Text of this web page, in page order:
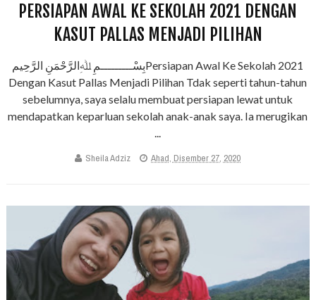
PERSIAPAN AWAL KE SEKOLAH 2021 DENGAN
KASUT PALLAS MENJADI PILIHAN
بِسْـــــــــمِ ﷲِالرَّحْمَنِ الرَّحِيمPersiapan Awal Ke Sekolah 2021
Dengan Kasut Pallas Menjadi Pilihan Tdak seperti tahun-tahun
sebelumnya, saya selalu membuat persiapan lewat untuk
mendapatkan keparluan sekolah anak-anak saya. Ia merugikan
...
Sheila Adziz Ahad, Disember 27, 2020